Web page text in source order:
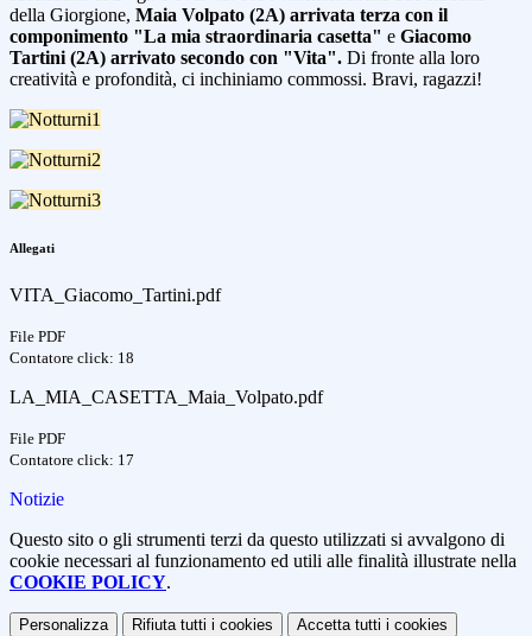
della Giorgione, Maia Volpato (2A) arrivata terza con il
componimento "La mia straordinaria casetta" e Giacomo
Tartini (2A) arrivato secondo con "Vita". Di fronte alla loro
creatività e profondità, ci inchiniamo commossi. Bravi, ragazzi!
Allegati
VITA_Giacomo_Tartini.pdf
File PDF
Contatore click: 18
LA_MIA_CASETTA_Maia_Volpato.pdf
File PDF
Contatore click: 17
Notizie
Questo sito o gli strumenti terzi da questo utilizzati si avvalgono di
cookie necessari al funzionamento ed utili alle finalità illustrate nella
COOKIE POLICY.
Personalizza Rifiuta tutti i cookies Accetta tutti i cookies